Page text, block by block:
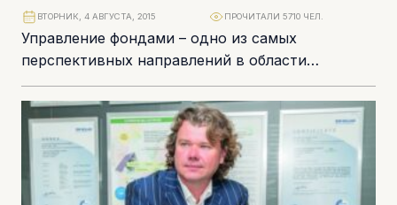
Управление фондами – одно из самых
перспективных направлений в области
корпоративного обслуживания на Кипре. В
последнее время в местное законодательство...
ВТОРНИК, 4 АВГУСТА, 2015 ПРОЧИТАЛИ 5710 ЧЕЛ.